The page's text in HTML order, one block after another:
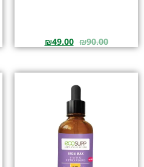
₪90.00
₪49.00